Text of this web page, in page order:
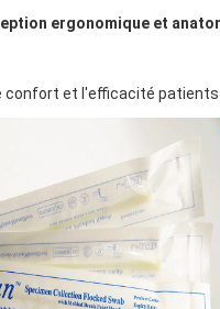
ergonomique et
confort et l'efficacité